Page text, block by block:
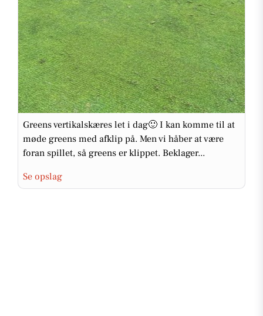
Greens vertikalskæres let i dag🙂 I kan komme til at
møde greens med afklip på. Men vi håber at være
foran spillet, så greens er klippet. Beklager...
Se opslag